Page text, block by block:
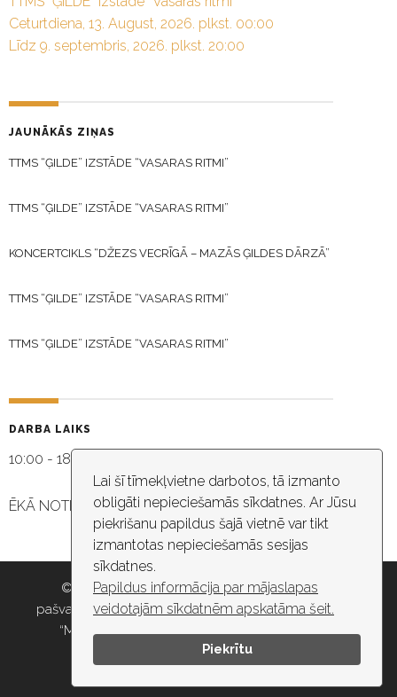
Lai šī tīmekļvietne darbotos, tā izmanto
obligāti nepieciešamās sīkdatnes. Ar Jūsu
piekrišanu papildus šajā vietnē var tikt
izmantotas nepieciešamās sesijas
sīkdatnes.
Papildus informācija par mājaslapas
veidotajām sīkdatnēm apskatāma šeit.
Piekrītu
Ceturtdiena, 13. August, 2026. plkst. 00:00
Līdz 9. septembris, 2026. plkst. 20:00
JAUNĀKĀS ZIŅAS
TTMS “ĢILDE” IZSTĀDE “VASARAS RITMI”
TTMS “ĢILDE” IZSTĀDE “VASARAS RITMI”
KONCERTCIKLS “DŽEZS VECRĪGĀ – MAZĀS ĢILDES DĀRZĀ”
TTMS “ĢILDE” IZSTĀDE “VASARAS RITMI”
TTMS “ĢILDE” IZSTĀDE “VASARAS RITMI”
DARBA LAIKS
10:00 - 18:30
ĒKĀ NOTIEK VIDEO NOVĒROŠANA
© 2026 Rīgas pašvaldība, Rīgas valstspilsētas
pašvaldības iestāde “Kultūras un tautas mākslas centrs
“Mazā Ģilde”” , e-pasts: maza.gilde@riga.lv, tālr:
67037418